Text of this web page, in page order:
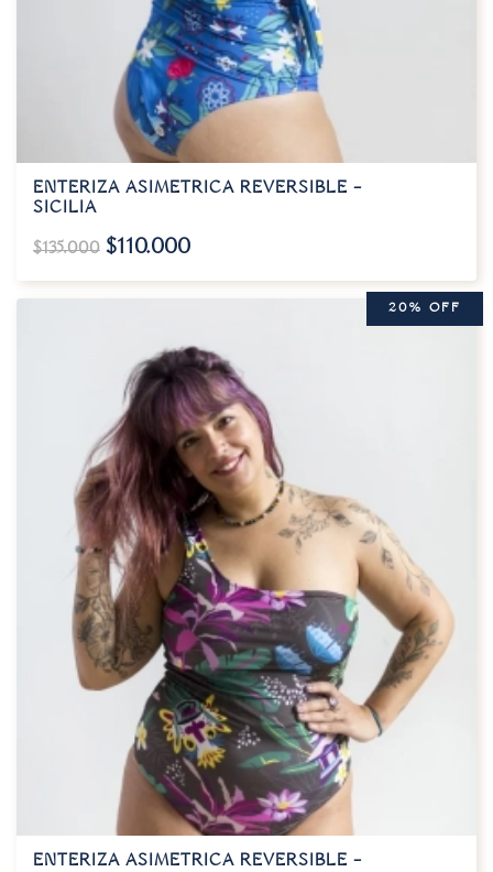
ENTERIZA ASIMETRICA REVERSIBLE –
SICILIA
$135.000 $110.000
20% OFF
ENTERIZA ASIMETRICA REVERSIBLE –